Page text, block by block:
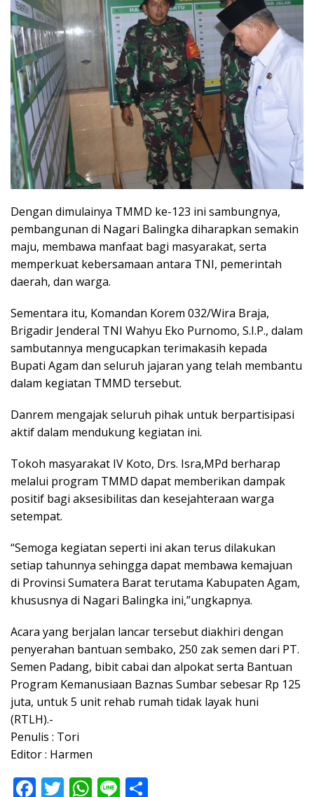
Dengan dimulainya TMMD ke-123 ini sambungnya,
pembangunan di Nagari Balingka diharapkan semakin
maju, membawa manfaat bagi masyarakat, serta
memperkuat kebersamaan antara TNI, pemerintah
daerah, dan warga.
Sementara itu, Komandan Korem 032/Wira Braja,
Brigadir Jenderal TNI Wahyu Eko Purnomo, S.I.P., dalam
sambutannya mengucapkan terimakasih kepada
Bupati Agam dan seluruh jajaran yang telah membantu
dalam kegiatan TMMD tersebut.
Danrem mengajak seluruh pihak untuk berpartisipasi
aktif dalam mendukung kegiatan ini.
Tokoh masyarakat IV Koto, Drs. Isra,MPd berharap
melalui program TMMD dapat memberikan dampak
positif bagi aksesibilitas dan kesejahteraan warga
setempat.
“Semoga kegiatan seperti ini akan terus dilakukan
setiap tahunnya sehingga dapat membawa kemajuan
di Provinsi Sumatera Barat terutama Kabupaten Agam,
khususnya di Nagari Balingka ini,”ungkapnya.
Acara yang berjalan lancar tersebut diakhiri dengan
penyerahan bantuan sembako, 250 zak semen dari PT.
Semen Padang, bibit cabai dan alpokat serta Bantuan
Program Kemanusiaan Baznas Sumbar sebesar Rp 125
juta, untuk 5 unit rehab rumah tidak layak huni
(RTLH).-
Penulis : Tori
Editor : Harmen
F T W Li